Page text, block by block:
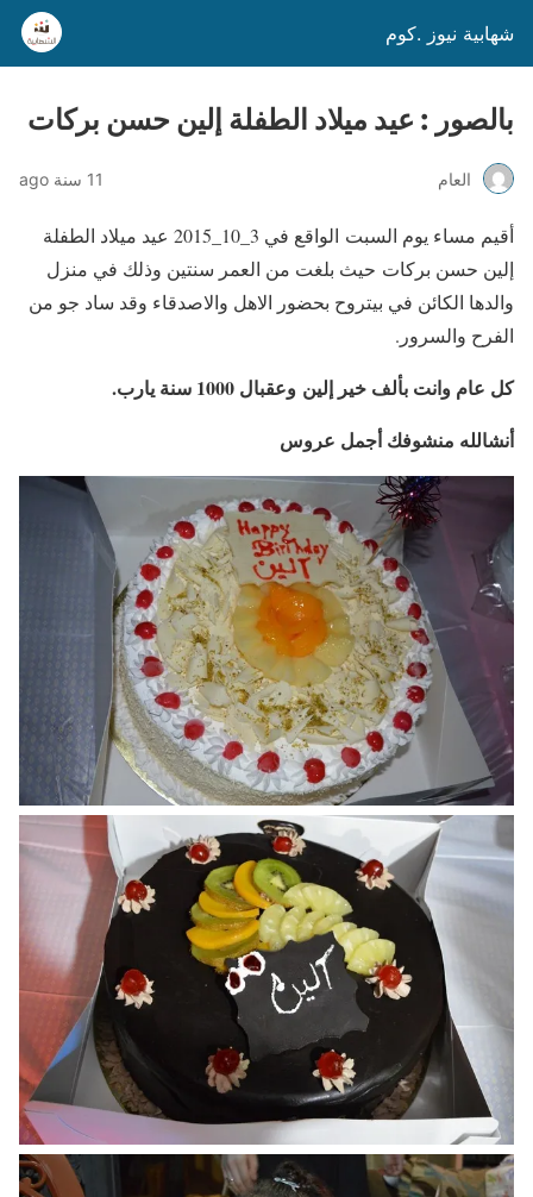
شهابية نيوز .كوم
بالصور : عيد ميلاد الطفلة إلين حسن بركات
العام 11 سنة ago
أقيم مساء يوم السبت الواقع في 3_10_2015 عيد ميلاد الطفلة
إلين حسن بركات حيث بلغت من العمر سنتين وذلك في منزل
والدها الكائن في بيتروح بحضور الاهل والاصدقاء وقد ساد جو من
الفرح والسرور.
كل عام وانت بألف خير إلين وعقبال 1000 سنة يارب.
أنشالله منشوفك أجمل عروس